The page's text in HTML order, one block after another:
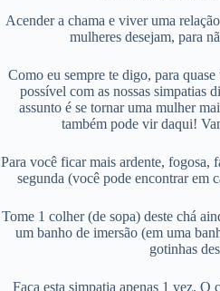
Acender a chama e viver uma
mulheres desejam, para
Como eu sempre te digo, para
possível com as nossas simpatias
assunto é se tornar uma mulher
também pode vir daqui!
Para você ficar mais ardente, fogosa,
segunda (você pode encontrar em
Tome 1 colher (de sopa) deste chá
um banho de imersão (em uma
gotinhas
Faça esta simpatia apenas 1 vez. O